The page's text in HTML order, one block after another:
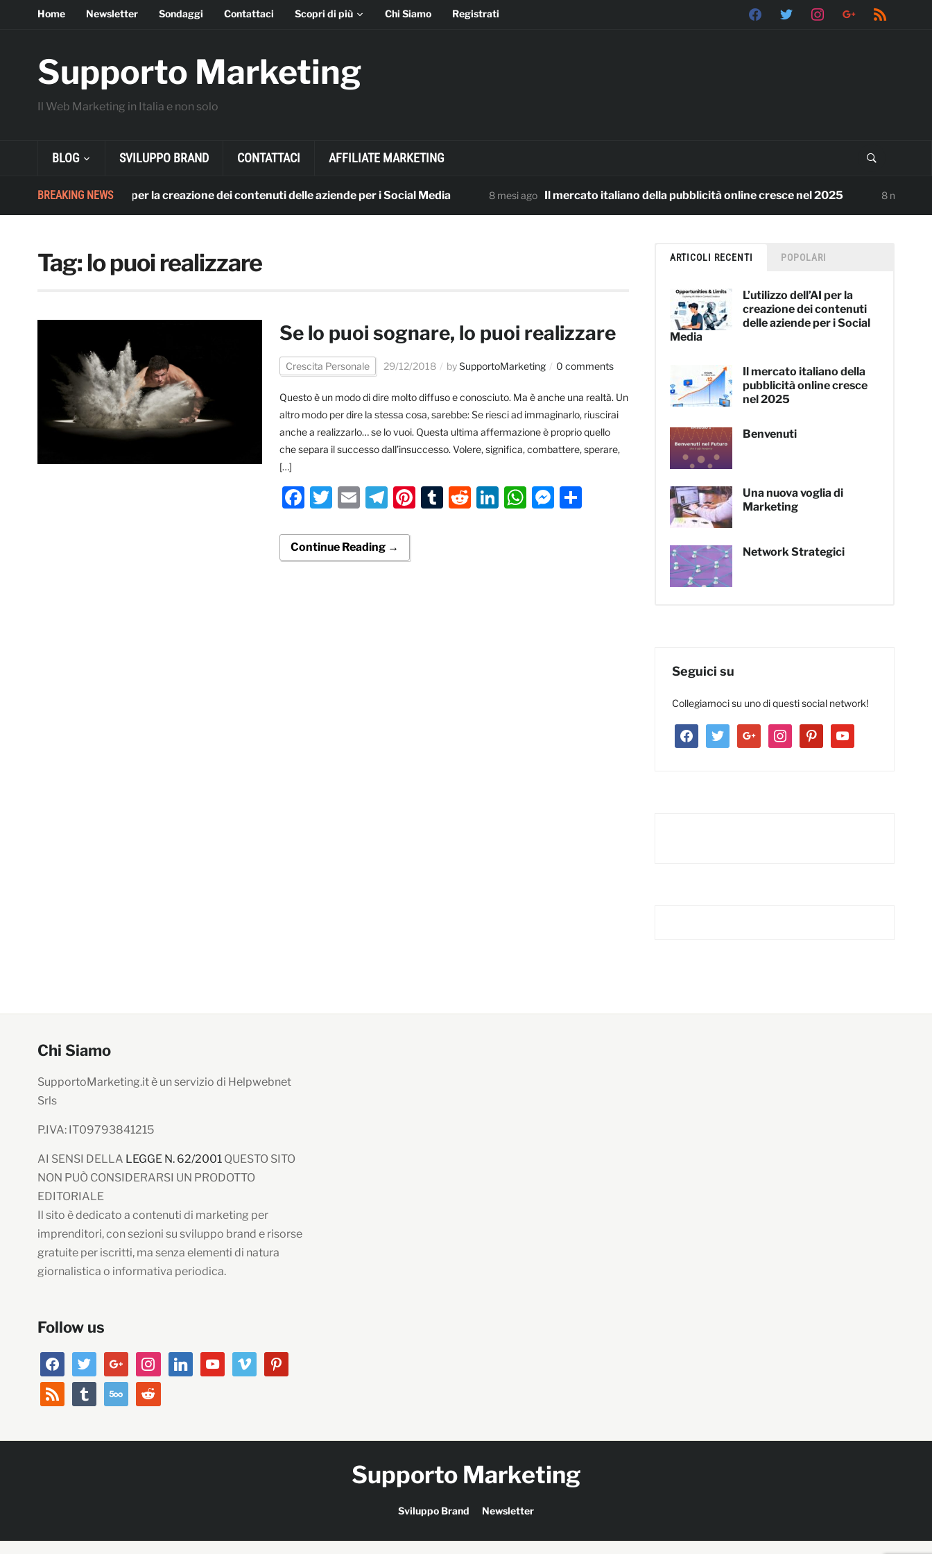
facebooktwitter instagramgoogle rss
Home Newsletter Sondaggi Contattaci Scopri di più Chi Siamo Registrati
Supporto Marketing
Il Web Marketing in Italia e non solo
BLOG SVILUPPO BRAND CONTATTACI AFFILIATE MARKETING
BREAKING NEWS
L’utilizzo dell’AI per la creazione dei contenuti delle aziende per i Social Media 8 mesi ago Il mercato italiano della pubblicità online cresce nel 2025 8 mesi ago
Tag:lo puoi realizzare
Se lo puoi sognare, lo puoi realizzare
Crescita Personale 29/12/2018 bySupportoMarketing 0 comments
Questo è un modo di dire molto diffuso e conosciuto. Ma è anche una realtà. Un
altro modo per dire la stessa cosa, sarebbe: Se riesci ad immaginarlo, riuscirai
anche a realizzarlo… se lo vuoi. Questa ultima affermazione è proprio quello
che separa il successo dall’insuccesso. Volere, significa, combattere, sperare,
[…]
Facebook
Twitter
EmailTelegram
Pinterest
Tumblr
Reddit
LinkedIn
WhatsApp
Messenger
Condividi
Continue Reading →
ARTICOLI RECENTI POPOLARI
L’utilizzo dell’AI per la
creazione dei contenuti
delle aziende per i Social
Media
Il mercato italiano della
pubblicità online cresce
nel 2025
Benvenuti
Una nuova voglia di
Marketing
Network Strategici
Seguici su
Collegiamoci su uno di questi social network!
facebooktwitter google instagrampinterestyoutube
Chi Siamo
SupportoMarketing.it è un servizio di Helpwebnet
Srls
P.IVA: IT09793841215
AI SENSI DELLA LEGGE N. 62/2001QUESTO SITO
NON PUÒ CONSIDERARSI UN PRODOTTO
EDITORIALE
Il sito è dedicato a contenuti di marketing per
imprenditori, con sezioni su sviluppo brand e risorse
gratuite per iscritti, ma senza elementi di natura
giornalistica o informativa periodica.
Follow us
facebooktwitter google instagramlinkedinyoutubevimeo pinterest
rss tumblr 500px reddit
Supporto Marketing
Sviluppo Brand Newsletter